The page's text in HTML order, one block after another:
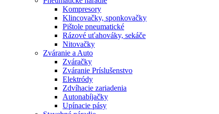
Kompresory
Klincovačky, sponkovačky
Pištole pneumatické
Rázové uťahováky, sekáče
Nitovačky
Zváranie a Auto
Zváračky
Zváranie Príslušenstvo
Elektródy
Zdvíhacie zariadenia
Autonabíjačky
Upínacie pásy